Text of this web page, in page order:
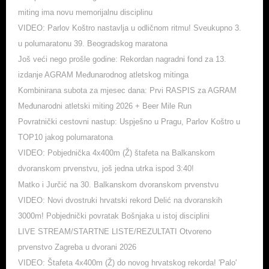
miting ima novu memorijalnu disciplinu
VIDEO: Parlov Koštro nastavlja u odličnom ritmu! Sveukupno 3.
u polumaratonu 39. Beogradskog maratona
Još veći nego prošle godine: Rekordan nagradni fond za 13.
izdanje AGRAM Međunarodnog atletskog mitinga
Kombinirana subota za mjesec dana: Prvi RASPIS za AGRAM
Međunarodni atletski miting 2026 + Beer Mile Run
Povratnički cestovni nastup: Uspješno u Pragu, Parlov Koštro u
TOP10 jakog polumaratona
VIDEO: Pobjednička 4x400m (Ž) štafeta na Balkanskom
dvoranskom prvenstvu, još jedna utrka ispod 3:40!
Matko i Jurčić na 30. Balkanskom dvoranskom prvenstvu
VIDEO: Novi dvostruki hrvatski rekord Delić na dvoranskih
3000m! Pobjednički povratak Bošnjaka u istoj disciplini
LIVE STREAM/STARTNE LISTE/REZULTATI Otvoreno
prvenstvo Zagreba u dvorani 2026
VIDEO: Štafeta 4x400m (Ž) do novog hrvatskog rekorda! 'Palo'